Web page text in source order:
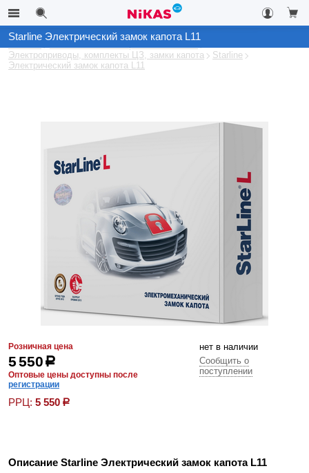
Автомобильные охранные системы
Электроприводы, комплекты ЦЗ, замки капота
Starline
Электрический замок капота L11
Starline Электрический замок капота L11
Розничная цена
5 550р
Оптовые цены доступны после
регистрации
РРЦ: 5 550 р
нет в наличии
Сообщить о
поступлении
Описание Starline Электрический замок капота L11